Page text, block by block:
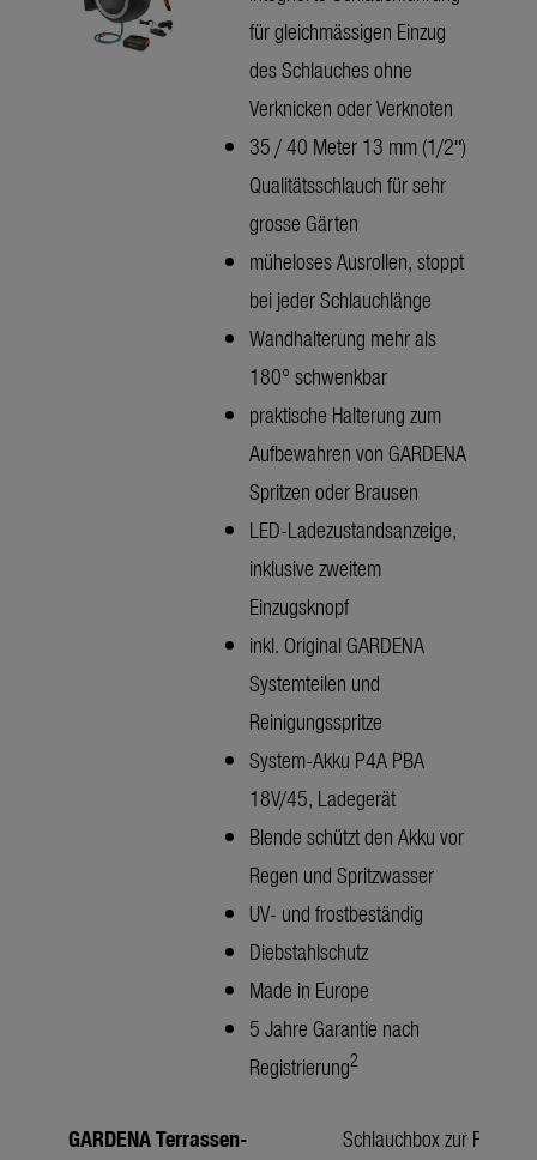
für gleichmässigen Einzug
des Schlauches ohne
Verknicken oder Verknoten
35 / 40 Meter 13 mm (1/2ʺ)
Qualitätsschlauch für sehr
grosse Gärten
müheloses Ausrollen, stoppt
bei jeder Schlauchlänge
Wandhalterung mehr als
180° schwenkbar
praktische Halterung zum
Aufbewahren von GARDENA
Spritzen oder Brausen
LED-Ladezustandsanzeige,
inklusive zweitem
Einzugsknopf
inkl. Original GARDENA
Systemteilen und
Reinigungsspritze
System-Akku P4A PBA
18V/45, Ladegerät
Blende schützt den Akku vor
Regen und Spritzwasser
UV- und frostbeständig
Diebstahlschutz
Made in Europe
5 Jahre Garantie nach
Registrierung2
GARDENA Terrassen-
Schlauchbox zur